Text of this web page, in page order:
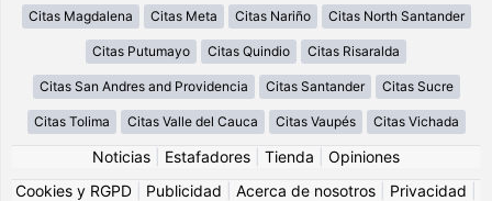
Citas Magdalena Citas Meta Citas Nariño Citas North Santander
Citas Putumayo Citas Quindio Citas Risaralda
Citas San Andres and Providencia Citas Santander Citas Sucre
Citas Tolima Citas Valle del Cauca Citas Vaupés Citas Vichada
Noticias Estafadores Tienda
Opiniones
Cookies y RGPD
Publicidad Acerca de nosotros Privacidad